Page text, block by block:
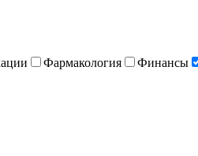
Фармакология Финансы